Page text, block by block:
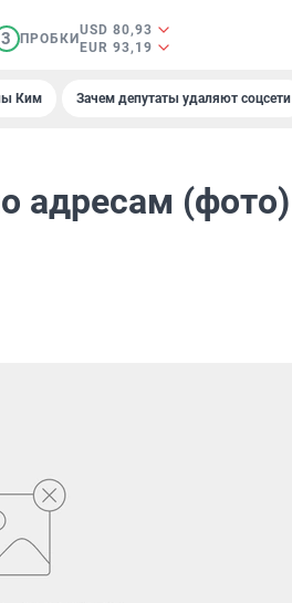
3 ПРОБКИ
USD 80,93
EUR 93,19
Ким Зачем депутаты удаляют соцсети
адресам (фото)